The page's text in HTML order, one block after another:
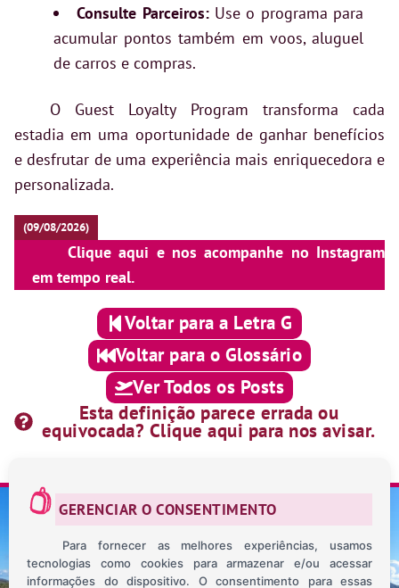
Consulte Parceiros:Use o programa para
acumular pontos também em voos, aluguel
de carros e compras.
O Guest Loyalty Program transforma cada
estadia em uma oportunidade de ganhar benefícios
e desfrutar de uma experiência mais enriquecedora e
personalizada.
(09/08/2026)
Clique aqui e nos acompanhe no Instagram
em tempo real.
Voltar para a Letra G
Voltar para o Glossário
Ver Todos os Posts
Esta definição parece errada ou
equivocada? Clique aqui para nos avisar.
SOBRE NÓS CONTATO BLOG
MAPA INTERATIVO
POLÍTICA DE PRIVACIDADE
GERENCIAR O CONSENTIMENTO
Para fornecer as melhores experiências, usamos
tecnologias como cookies para armazenar e/ou acessar
informações do dispositivo. O consentimento para essas